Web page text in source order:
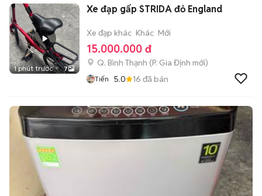
1 phút trước 7
Xe đạp gấp STRIDA đỏ England
Xe đạp khác Khác Mới
15.000.000 đ
Q. Bình Thạnh (P. Gia Định mới)
Tiến 5.0 16 đã bán